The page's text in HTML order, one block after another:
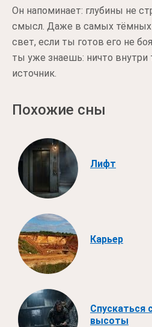
Он напоминает: глубины не
смысл. Даже в самых тёмных
свет, если ты готов его не
ты уже знаешь: ничто внутри
источник.
Похожие сны
Лифт
Карьер
Спускаться
высоты